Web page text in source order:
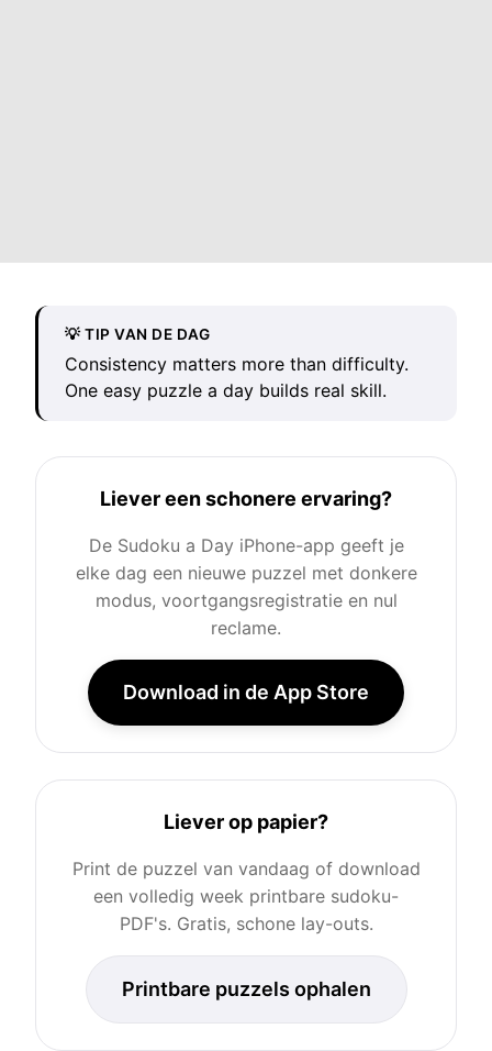
💡 TIP VAN DE DAG
Consistency matters more than difficulty.
One easy puzzle a day builds real skill.
Liever een schonere ervaring?
De Sudoku a Day iPhone-app geeft je
elke dag een nieuwe puzzel met donkere
modus, voortgangsregistratie en nul
reclame.
Download in de App Store
Liever op papier?
Print de puzzel van vandaag of download
een volledig week printbare sudoku-
PDF's. Gratis, schone lay-outs.
Printbare puzzels ophalen